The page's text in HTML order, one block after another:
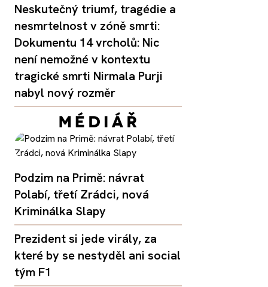
Neskutečný triumf, tragédie a
nesmrtelnost v zóně smrti:
Dokumentu 14 vrcholů: Nic
není nemožné v kontextu
tragické smrti Nirmala Purji
nabyl nový rozměr
Podzim na Primě: návrat
Polabí, třetí Zrádci, nová
Kriminálka Slapy
Prezident si jede virály, za
které by se nestyděl ani social
tým F1